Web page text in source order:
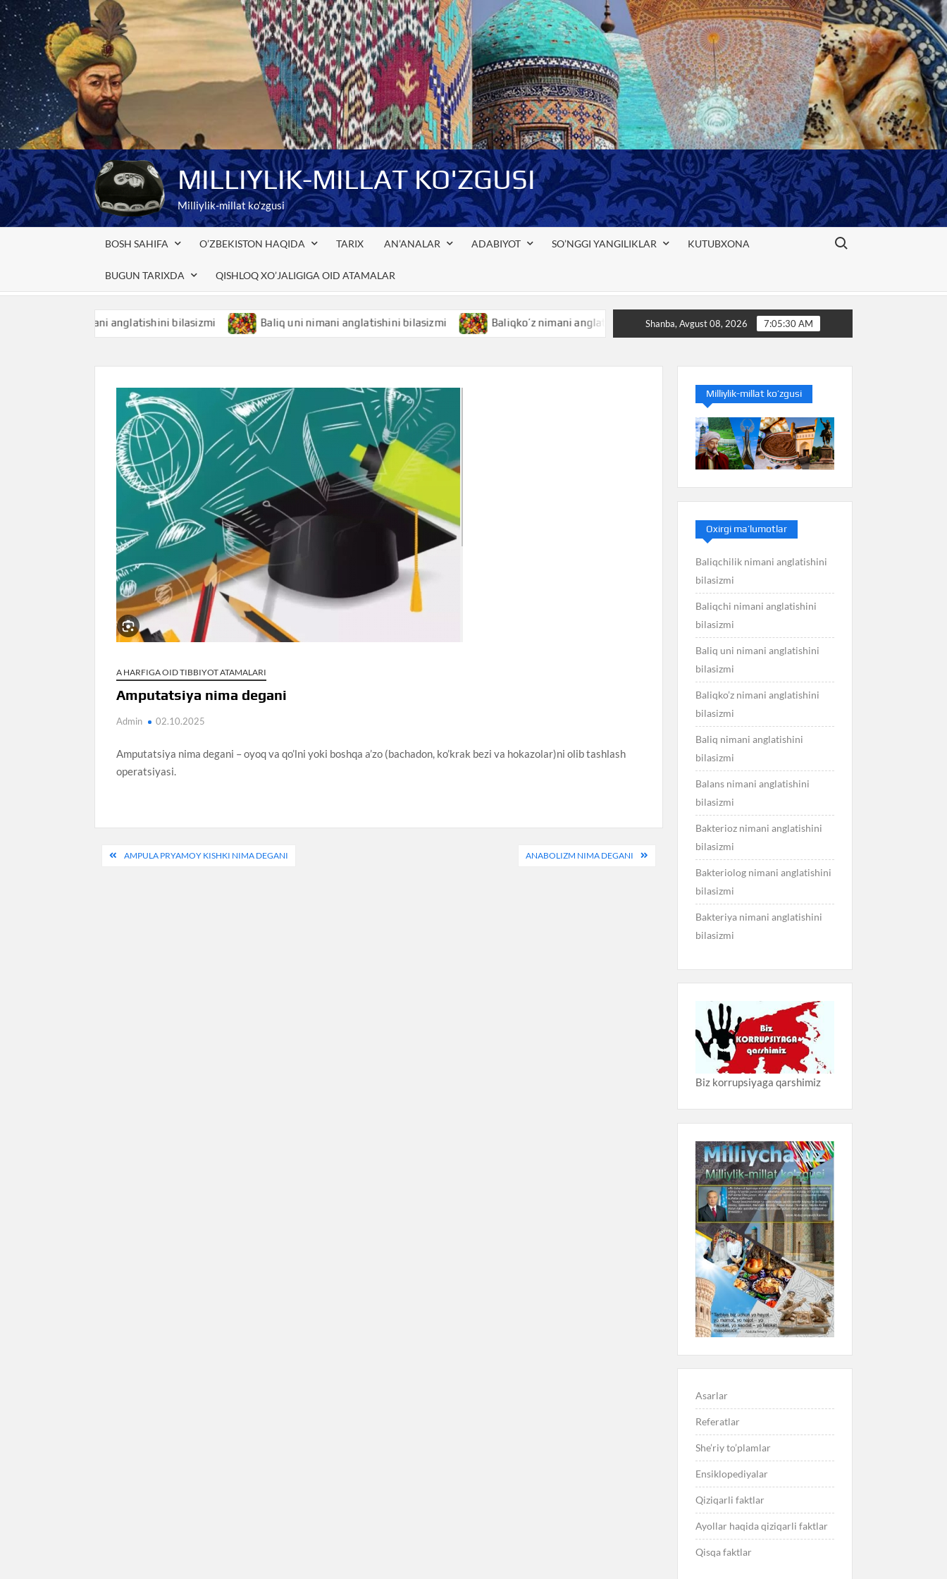
Skip
to
content
MILLIYLIK-MILLAT KO'ZGUSI
Milliylik-millat ko'zgusi
BOSH SAHIFA O’ZBEKISTON HAQIDA TARIX AN’ANALAR ADABIYOT SO’NGGI YANGILIKLAR KUTUBXONA
BUGUN TARIXDA QISHLOQ XO’JALIGIGA OID ATAMALAR
Search for:
nimani anglatishini bilasizmi Baliq uni nimani anglatishini bilasizmi Baliqko’z nimani anglatishini bilasizmi Baliq nimani anglatishini bilasizmi
Shanba, Avgust 08, 2026 7:05:31 AM
A HARFIGA OID TIBBIYOT ATAMALARI
Amputatsiya nima degani
Admin 02.10.2025
Amputatsiya nima degani – oyoq va qo’lni yoki boshqa a’zo (bachadon, ko’krak bezi va hokazolar)ni olib tashlash
operatsiyasi.
PostAMPULA PRYAMOY KISHKI NIMA DEGANI ANABOLIZM NIMA DEGANI
Milliylik-millat ko’zgusi
Oxirgi ma’lumotlar
Baliqchilik nimani anglatishini
bilasizmi
Baliqchi nimani anglatishini
bilasizmi
Baliq uni nimani anglatishini
bilasizmi
Baliqko’z nimani anglatishini
bilasizmi
Baliq nimani anglatishini
bilasizmi
Balans nimani anglatishini
bilasizmi
Bakterioz nimani anglatishini
bilasizmi
Bakteriolog nimani anglatishini
bilasizmi
Bakteriya nimani anglatishini
bilasizmi
Biz korrupsiyaga qarshimiz
Asarlar
Referatlar
She’riy to’plamlar
Ensiklopediyalar
Qiziqarli faktlar
Ayollar haqida qiziqarli faktlar
Qisqa faktlar